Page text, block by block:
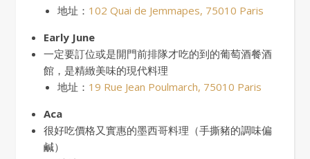
地址： 102 Quai de Jemmapes, 75010 Paris
Early June
一定要訂位或是開門前排隊才吃的到的葡萄酒餐酒
館，是精緻美味的現代料理
地址： 19 Rue Jean Poulmarch, 75010 Paris
Aca
很好吃價格又實惠的墨西哥料理（手撕豬的調味偏
鹹）